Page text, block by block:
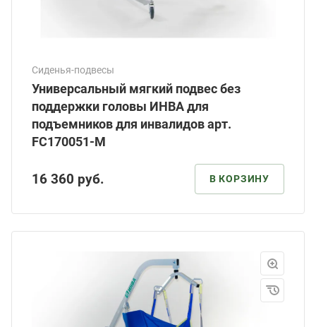
Сиденья-подвесы
Универсальный мягкий подвес без
поддержки головы ИНВА для
подъемников для инвалидов арт.
FC170051-М
16 360 руб. В КОРЗИНУ